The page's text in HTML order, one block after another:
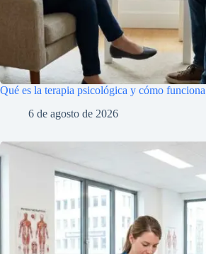
Qué es la terapia psicológica y cómo funciona
6 de agosto de 2026